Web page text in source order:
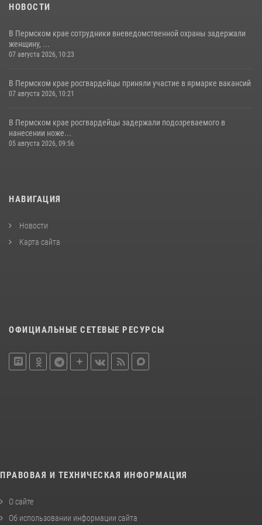
НОВОСТИ
В Пермском крае сотрудники вневедомственной охраны задержали
женщину, ...
07 августа 2026, 10:23
В Пермском крае росгвардейцы приняли участие в ярмарке вакансий
07 августа 2026, 10:21
В Пермском крае росгвардейцы задержали подозреваемого в
нанесении ноже...
05 августа 2026, 09:56
НАВИГАЦИЯ
Новости
Карта сайта
ОФИЦИАЛЬНЫЕ СЕТЕВЫЕ РЕСУРСЫ
ПРАВОВАЯ И ТЕХНИЧЕСКАЯ ИНФОРМАЦИЯ
О сайте
Об использовании информации сайта